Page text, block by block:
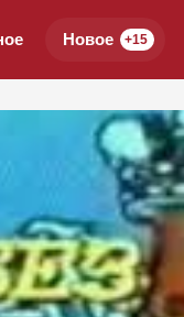
Новое +15